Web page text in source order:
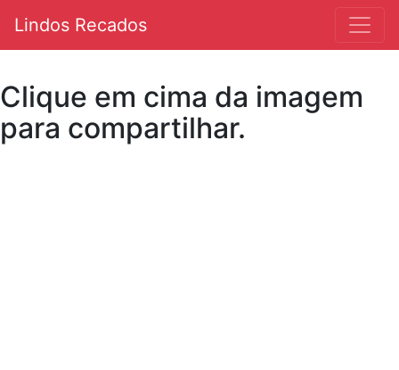
Lindos Recados
Clique em cima da imagem
para compartilhar.